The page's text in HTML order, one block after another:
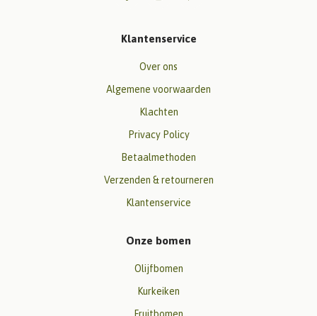
Klantenservice
Over ons
Algemene voorwaarden
Klachten
Privacy Policy
Betaalmethoden
Verzenden & retourneren
Klantenservice
Onze bomen
Olijfbomen
Kurkeiken